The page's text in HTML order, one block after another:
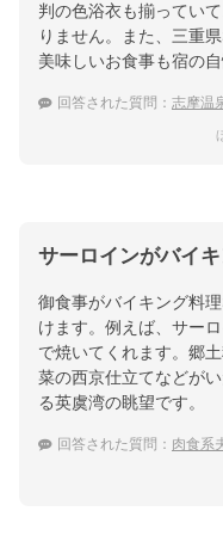
判の色浴衣も揃ってい
りません。また、三重
美味しいお食事も宿の自
回答された質問： 志摩温
サーロインがバイ
御食事がバイキング料
けます。例えば、サー
で焼いてくれます。郷
菜の西京仕立てなどが
る英虞湾の眺望です。
回答された質問： 肉食系夫婦